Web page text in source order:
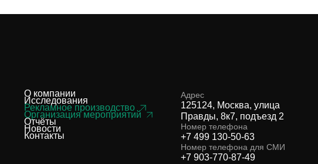
О компании
Исследования
Рекламное производство
Организация мероприятий
Отчёты
Новости
Контакты
Адрес
125124, Москва, улица
Правды, 8к7, подъезд 2
Номер телефона
+7 499 130-50-63
Номер телефона для СМИ
+7 903-770-87-49